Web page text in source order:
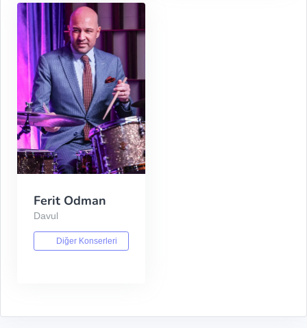
Ferit Odman
Davul
Diğer Konserleri